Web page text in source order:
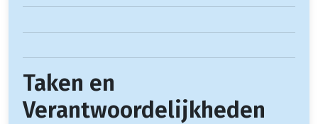
Taken en
Verantwoordelijkheden